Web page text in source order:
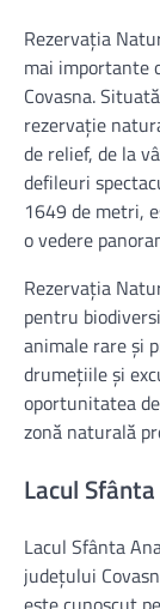
Rezervația
mai importante
Covasna.
rezervație
de relief, de la
defileuri
1649 de metri,
o vedere
Rezervația
pentru
animale rare și
drumețiile și
oportunitatea
zonă naturală
Lacul
Lacul Sfânta
județului